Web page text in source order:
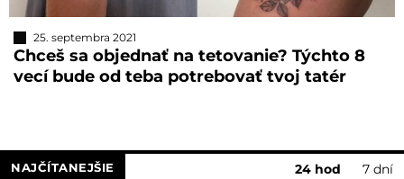
25. septembra 2021
Chceš sa objednať na tetovanie? Týchto 8
vecí bude od teba potrebovať tvoj tatér
NAJČÍTANEJŠIE 24 hod 7 dní